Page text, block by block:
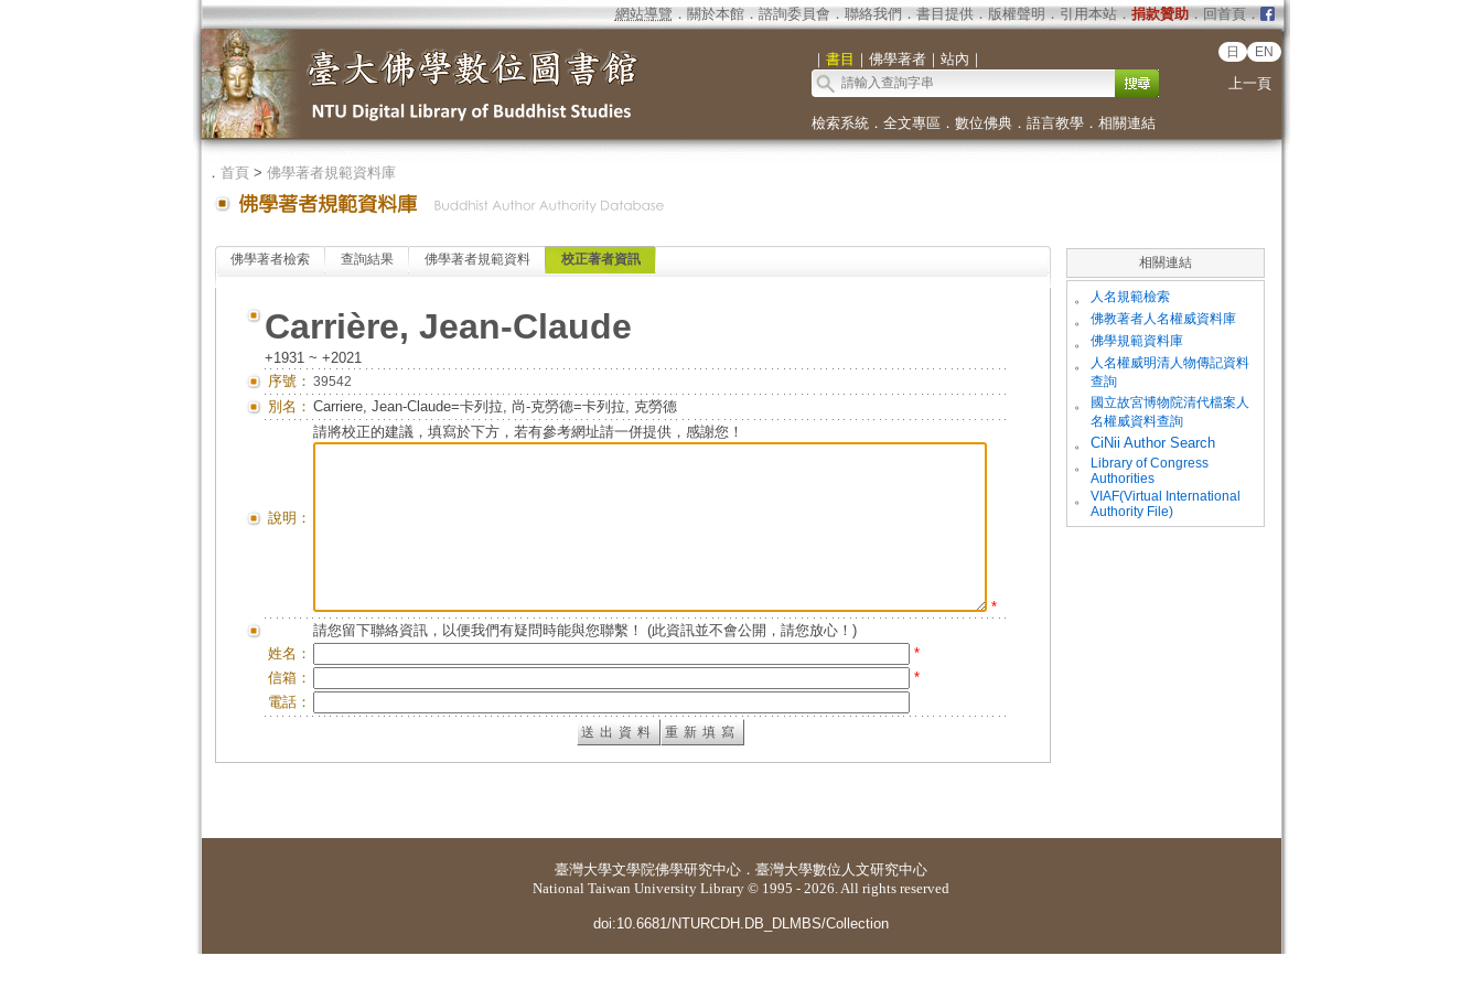
網站導覽 ． 關於本館． 諮詢委員會． 聯絡我們 ． 書目提供． 版權聲明 ． 引用本站． 捐款贊助．回首頁．
｜ 書目 ｜ 佛學著者｜ 站內 ｜ 日 EN
上一頁
檢索系統． 全文專區 ． 數位佛典． 語言教學． 相關連結
． 首頁> 佛學著者規範資料庫
佛學著者檢索 查詢結果 佛學著者規範資料 校正著者資訊
Carrière, Jean-Claude
+1931 ~ +2021
序號： 39542
別名： Carriere, Jean-Claude=卡列拉, 尚-克勞德=卡列拉, 克勞德
說明：
請將校正的建議，填寫於下方，若有參考網址請一併提供，感謝您！
*
請您留下聯絡資訊，以便我們有疑問時能與您聯繫！ (此資訊並不會公開，請您放心！)
姓名：
*
信箱：
*
電話：
相關連結
。 人名規範檢索
。 佛教著者人名權威資料庫
。 佛學規範資料庫
。
人名權威明清人物傳記資料
查詢
。
國立故宮博物院清代檔案人
名權威資料查詢
。
CiNii Author Search
。
Library of Congress
Authorities
。
VIAF(Virtual International
Authority File)
臺灣大學文學院佛學研究中心 ． 臺灣大學數位人文研究中心
National Taiwan University Library © 1995 - 2026. All rights reserved
doi:10.6681/NTURCDH.DB_DLMBS/Collection